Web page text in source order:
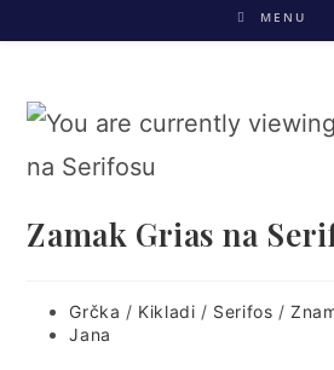
MENU
Zamak Grias na
Post
category:
Grčka / Kikladi / Serifos /
Post
Jana